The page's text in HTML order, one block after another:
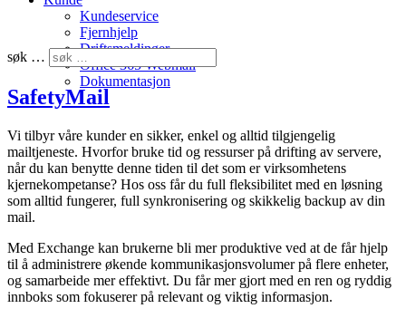
Kundeservice
Fjernhjelp
Driftsmeldinger
Office 365 Webmail
Dokumentasjon
søk …
SafetyMail
Vi tilbyr våre kunder en sikker, enkel og alltid tilgjengelig
mailtjeneste. Hvorfor bruke tid og ressurser på drifting av servere,
når du kan benytte denne tiden til det som er virksomhetens
kjernekompetanse? Hos oss får du full fleksibilitet med en løsning
som alltid fungerer, full synkronisering og skikkelig backup av din
mail.
Med Exchange kan brukerne bli mer produktive ved at de får hjelp
til å administrere økende kommunikasjonsvolumer på flere enheter,
og samarbeide mer effektivt. Du får mer gjort med en ren og ryddig
innboks som fokuserer på relevant og viktig informasjon.